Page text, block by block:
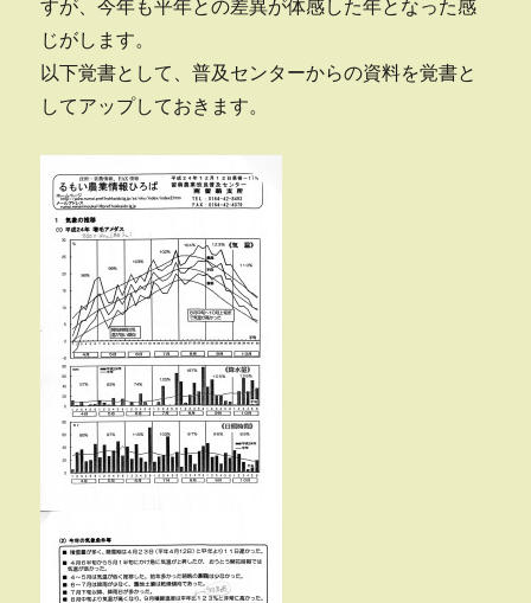
すが、今年も平年との差異が体感した年となった感
じがします。
以下覚書として、普及センターからの資料を覚書と
してアップしておきます。